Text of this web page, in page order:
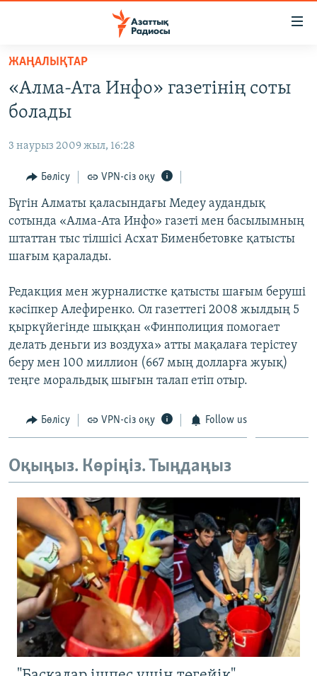
Skip
main
content
to
Navigation
Skip
to
Search
САЯСАТ
ҚАҢТАР ОҚИҒАСЫ
АДАМ ҚҰҚЫҚТАРЫ
ӘЛЕУМЕТ
ӘЛЕМ
АРНАЙЫ ЖОБАЛАР
Русский
ЖАЗЫЛЫҢЫЗ
ЖАҢАЛЫҚТАР
«Алма-Ата Инфо» газетінің соты
болады
3 наурыз 2009 жыл, 16:28
Бөлісу VPN-сіз оқу
Бүгін Алматы қаласындағы Медеу аудандық
сотында «Алма-Ата Инфо» газеті мен басылымның
штаттан тыс тілшісі Асхат Бименбетовке қатысты
шағым қаралады.
Редакция мен журналистке қатысты шағым беруші
кәсіпкер Алефиренко. Ол газеттегі 2008 жылдың 5
қыркүйегінде шыққан «Финполиция помогает
делать деньги из воздуха» атты мақалаға терістеу
беру мен 100 миллион (667 мың долларға жуық)
теңге моральдық шығын талап етіп отыр.
Бөлісу VPN-сіз оқу Follow us
Оқыңыз. Көріңіз. Тыңдаңыз